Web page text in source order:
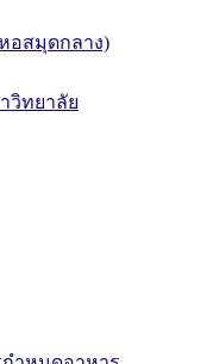
อสมุดกลาง)
วิทยาลัย